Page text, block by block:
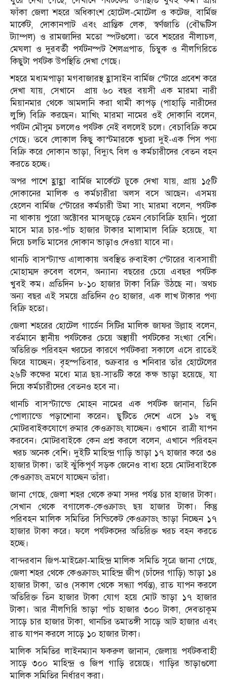
ফাঁকা জেলা শহরে অধিকাংশ হোটেল-মোটেল ও কটেজ, বার্মিজ
মার্কেট, দোকানপাট এবং প্রান্তিক লেক, স্বর্ণজাতি (বৌদ্ধটিস
ট্যাম্পল) ও রামজাদির মতো স্পটগুলো। তবে শহরের নীলাচল,
মেঘলা ও দুরবর্তী পর্যটনস্পট শৈলপ্রপাত, চিম্বুক ও নীলগিরিতে
কিছুটা পর্যটক উপস্থিতি দেখা গেছে।
শহরে মধ্যমপাড়া মগবাজারস্থ হ্লাসাইন বার্মিজ স্টোরে প্রবেশ করে
দেখা যায়, সেখানে প্রায় ৬০ বছর বয়সী এক মারমা নারী
মিয়ানমার থেকে আমদানি করা থামী কাপড় (পাহাড়ি নারীদের
লুঙ্গি) বিক্রি করছেন। মাখিং মারমা নামের ওই দোকানি বলেন,
পর্যটন মৌসুম চললেও পর্যটক নেই বললেই চলে। বেচাবিক্রি কমে
গেছে। তবে লোকাল কিছু কাস্টমারকে খুচরা দুই-এক পিস পণ্য
বিক্রি করে দোকান ভাড়া, বিদ্যুৎ বিল ও কর্মচারীদের বেতন বহন
করতে হচ্ছে।
অপর পাশে হ্লাহ্লা বার্মিজ মার্কেটে ঢুকে দেখা যায়, প্রায় ১৫টি
দোকানের মালিক ও কর্মচারীরা অলস বসে আছেন। এসময়
হেলেন বার্মিজ স্টোরের কর্মচারী উমা সাং মারমা বলেন, পর্যটক
না থাকায় পুরো অক্টোবর মাসজুড়ে তেমন বেচাবিক্রি হয়নি। পুরো
মাসে মাত্র চার-পাঁচ হাজার টাকার মালামাল বিক্রি হয়েছে, যা
দিয়ে চলতি মাসের দোকান ভাড়াও দেওয়া যাবে না।
থানচি বাসস্ট্যান্ড এালাকায় অবস্থিত রুবাইকা স্টোরের ব্যবসায়ী
মোহাম্মদ রুবেল বলেন, অন্যান্য বছরের চেয়ে এবছর পর্যটক
খুবই কম। প্রতিদিন ৮-১০ হাজার টাকা বিক্রি উঠছে না। অথচ
অন্য বছর এই সময়ে প্রতিদিন ৫০ হাজার, এক লাখ টাকার পণ্য
বিক্রি হতো।
জেলা শহরের হোটেল গার্ডেন সিটির মালিক জাফর উল্লাহ বলেন,
বর্তমানে স্থানীয় পর্যটকের চেয়ে অস্থায়ী পর্যটকের সংখ্যা বেশি।
অতিরিক্ত পরিবহন খরচের কারণে পর্যটকরা সকালে এসে রাতেই
ফিরে যাচ্ছেন। বৃহস্পতিবার, শুক্রবার ও শনিবার তাঁর হোটেলের
২৬টি কক্ষের মধ্যে মাত্র ছয়-সাতটি করে কক্ষ ভাড়া হয়েছে, যা
দিয়ে কর্মচারীদের বেতনও হবে না।
থানচি বাসস্ট্যান্ডে মোহন নামের এক পর্যটক জানান, তিনি
পোল্যান্ডে পড়াশোনা করেন। ছুটিতে দেশে এসে ১৬ বন্ধু
মোটরবাইকযোগে রুমার কেওক্রাডং যাচ্ছেন। ওখানে রাত্রী যাপন
করবেন। মোটরবাইকে কেন প্রশ্ন করলে বলেন, এখানে পরিবহন
খরচ অনেক বেশি। দুইটি মাহিন্দ্র গাড়ি ভাড়া ১৭ হাজার করে ৩৪
হাজার টাকা। তাই ঝুঁকিপূর্ণ সড়ক জেনেও বাধ্য হয়ে মোটরবাইকে
কেওক্রাডং ভ্রমণে যাচ্ছেন তাঁরা।
জানা গেছে, জেলা শহর থেকে রুমা সদর পর্যন্ত চার হাজার টাকা।
সেখান থেকে বগালেক-কেওক্রাডং ছয় হাজার টাকা। কিন্তু
পরিবহন মালিক সমিতির সিন্ডিকেট কেওক্রাডং ভাড়া নিচ্ছেন ১৭
হাজার টাকা করে। ফলে পর্যটকদের অতিরিক্ত খরচ বহন করতে
হচ্ছে।
বান্দরবান জিপ-মাইক্রো-মাহিন্দ্র মালিক সমিতি সূত্রে জানা গেছে,
জেলা শহর থেকে কেওক্রাডং মাহিন্দ্র জীপ (চাঁদের গাড়ি) ভাড়া ১৪
হাজার টাকা, তাও (সকাল থেকে সন্ধ্যা পর্যন্ত), রাত যাপন করলে
অতিরিক্ত তিন হাজার টাকা যোগ হয়ে মোট ভাড়া ১৭ হাজার
টাকা। আর নীলগিরি ভাড়া পাঁচ হাজার ৩০০ টাকা, দেবতাকূম
সাড়ে চার হাজার টাকা, থানচির তমাতঙ্গী সাড়ে আট হাজার এবং
রাত যাপন করলে সাড়ে ১০ হাজার টাকা।
মালিক সমিতির লাইনম্যান ফকরুল জানান, জেলায় পর্যটকবাহী
সাড়ে ৩০০ মাহিন্দ্র ও জিপ গাড়ি রয়েছে। গাড়ির ভাড়াগুলো
মালিক সমিতির নির্ধারণ করা।